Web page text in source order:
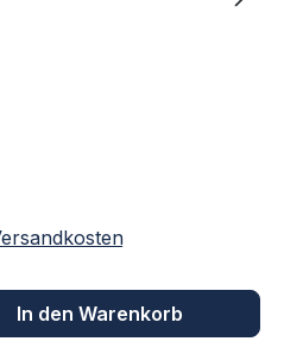
den
In den Warenkorb